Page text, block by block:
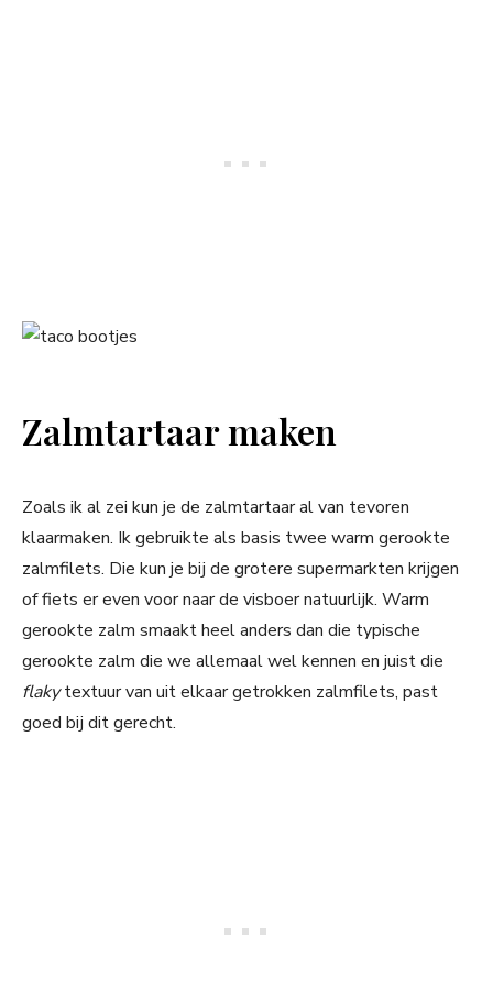
Zalmtartaar maken
Zoals ik al zei kun je de zalmtartaar al van tevoren
klaarmaken. Ik gebruikte als basis twee warm gerookte
zalmfilets. Die kun je bij de grotere supermarkten krijgen
of fiets er even voor naar de visboer natuurlijk. Warm
gerookte zalm smaakt heel anders dan die typische
gerookte zalm die we allemaal wel kennen en juist die
flakytextuur van uit elkaar getrokken zalmfilets, past
goed bij dit gerecht.